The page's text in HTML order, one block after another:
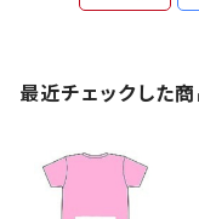
最近チェックした